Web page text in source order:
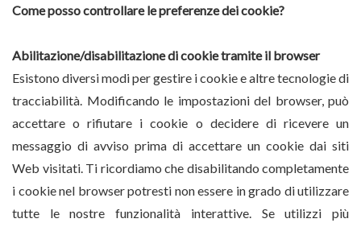
Come posso controllare le preferenze dei cookie?
Abilitazione/disabilitazione di cookie tramite il browser
Esistono diversi modi per gestire i cookie e altre tecnologie di
tracciabilità. Modificando le impostazioni del browser, può
accettare o rifiutare i cookie o decidere di ricevere un
messaggio di avviso prima di accettare un cookie dai siti
Web visitati. Ti ricordiamo che disabilitando completamente
i cookie nel browser potresti non essere in grado di utilizzare
tutte le nostre funzionalità interattive. Se utilizzi più